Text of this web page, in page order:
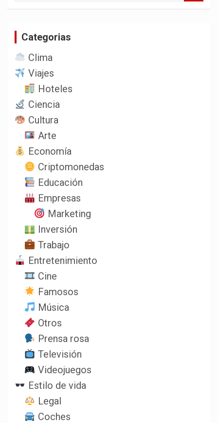
Categorias
Clima
Viajes
Hoteles
Ciencia
Cultura
Arte
Economía
Criptomonedas
Educación
Empresas
Marketing
Inversión
Trabajo
Entretenimiento
Cine
Famosos
Música
Otros
Prensa rosa
Televisión
Videojuegos
Estilo de vida
Legal
Coches